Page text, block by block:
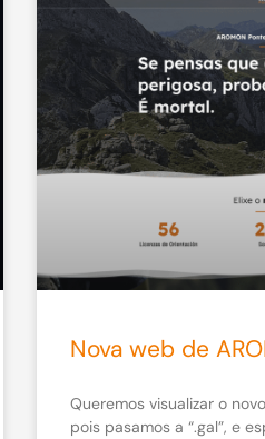
Nova web de
Queremos visualizar o
pois pasamos a “.gal”, e